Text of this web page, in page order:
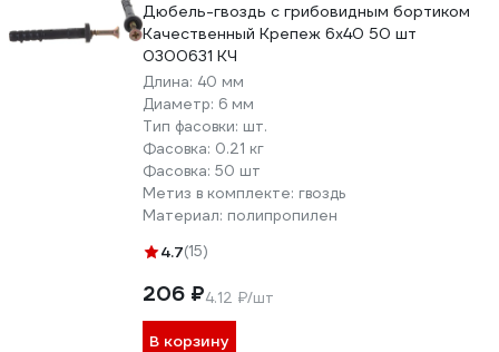
Дюбель-гвоздь с грибовидным бортиком
Качественный Крепеж 6х40 50 шт
0300631 КЧ
Длина: 40 мм
Диаметр: 6 мм
Тип фасовки: шт.
Фасовка: 0.21 кг
Фасовка: 50 шт
Метиз в комплекте: гвоздь
Материал: полипропилен
4.7(15)
206 ₽4.12 ₽/шт
В корзину